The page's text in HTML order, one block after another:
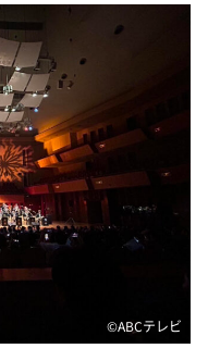
やすとものいたっ
んでやねん！？」
にする？～
©️ABCテレビ